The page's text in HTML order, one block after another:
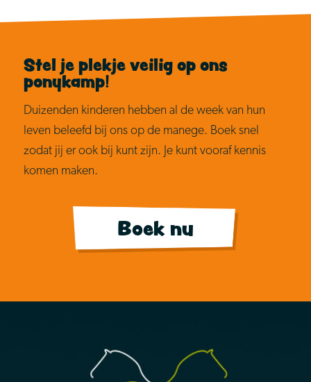
Stel je plekje veilig op ons
ponykamp!
Duizenden kinderen hebben al de week van hun
leven beleefd bij ons op de manege. Boek snel
zodat jij er ook bij kunt zijn. Je kunt vooraf kennis
komen maken.
Boek nu